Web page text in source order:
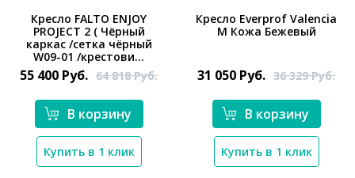
*}
Кресло FALTO ENJOY
PROJECT 2 ( Чёрный
каркас /сетка чёрный
W09-01 /крестови...
55 400 Руб. 64 818Руб.
В корзину
Купить в 1 клик
*}
Кресло Everprof Valencia
M Кожа Бежевый
31 050 Руб. 36 329Руб.
В корзину
Купить в 1 клик